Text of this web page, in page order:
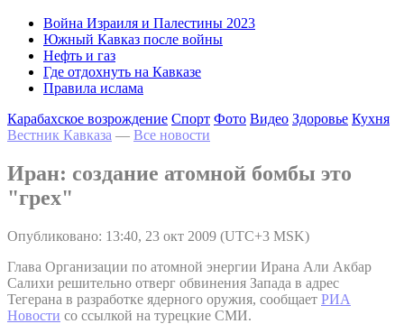
Война Израиля и Палестины 2023
Южный Кавказ после войны
Нефть и газ
Где отдохнуть на Кавказе
Правила ислама
Карабахское возрождение Спорт Фото Видео Здоровье Кухня
Вестник Кавказа — Все новости
Иран: создание атомной бомбы это
"грех"
Опубликовано: 13:40, 23 окт 2009 (UTC+3 MSK)
Глава Организации по атомной энергии Ирана Али Акбар
Салихи решительно отверг обвинения Запада в адрес
Тегерана в разработке ядерного оружия, сообщает РИА
Новости со ссылкой на турецкие СМИ.